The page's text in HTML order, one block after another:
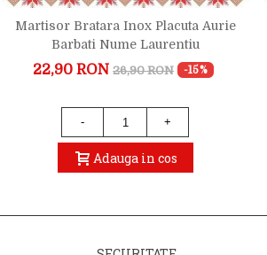
Martisor Bratara Inox Placuta Aurie
Barbati Nume Laurentiu
22,90 RON 26,90 RON -15%
- +
Adauga in cos